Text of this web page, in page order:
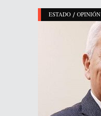
ESTADO / OPINIÓN